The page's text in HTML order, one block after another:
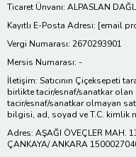
Ticaret Ünvanı: ALPASLAN
Kayıtlı E-Posta Adresi: [email
Vergi Numarası: 2670293901
Mersis Numarası: -
İletişim: Satıcının Çiçeksepeti
birlikte tacir/esnaf/sanatkar olan
tacir/esnaf/sanatkar olmayan
bilgisi, ad, soyad ve T.C. kimlik
Adres: AŞAĞI ÖVEÇLER MAH.
ÇANKAYA/ ANKARA